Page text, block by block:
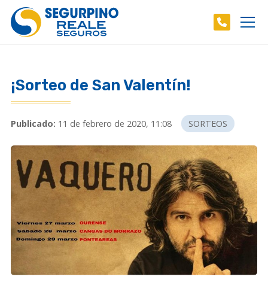
¡Sorteo de San Valentín!
Publicado: 11 de febrero de 2020, 11:08 SORTEOS